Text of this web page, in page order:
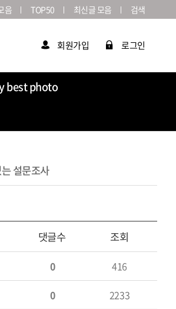
음 TOP50 최신글 모음 검색
회원가입 로그인
best photo
설문조사
댓글수 조회
0 416
0 2233